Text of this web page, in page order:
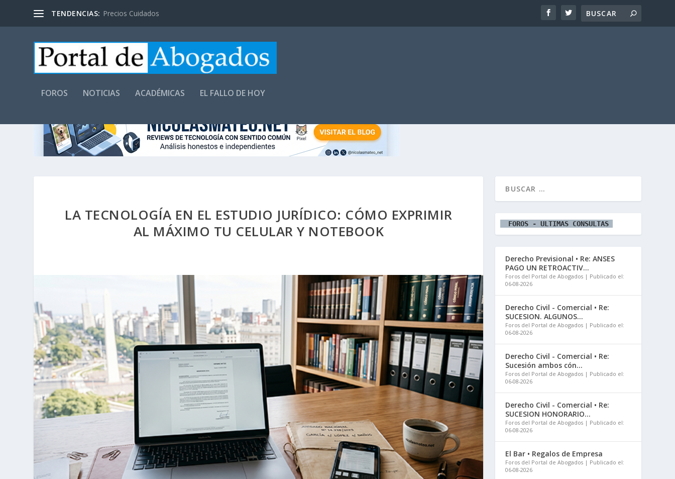
TENDENCIAS: Precios Cuidados
FOROS NOTICIAS ACADÉMICAS EL FALLO DE HOY
LA TECNOLOGÍA EN EL ESTUDIO JURÍDICO: CÓMO EXPRIMIR
AL MÁXIMO TU CELULAR Y NOTEBOOK
  FOROS - ULTIMAS CONSULTAS
Derecho Previsional • Re: ANSES
PAGO UN RETROACTIV...
Foros del Portal de Abogados
Publicado el:
06-08-2026
Derecho Civil - Comercial • Re:
SUCESION. ALGUNOS...
Foros del Portal de Abogados
Publicado el:
06-08-2026
Derecho Civil - Comercial • Re:
Sucesión ambos cón...
Foros del Portal de Abogados
Publicado el:
06-08-2026
Derecho Civil - Comercial • Re:
SUCESION HONORARIO...
Foros del Portal de Abogados
Publicado el:
06-08-2026
El Bar • Regalos de Empresa
Foros del Portal de Abogados
Publicado el:
06-08-2026